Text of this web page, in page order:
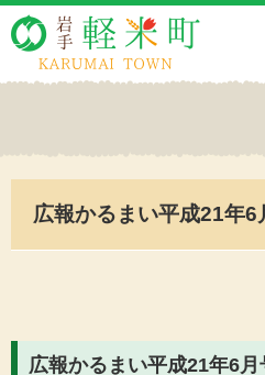
広報かるまい平成21年6
広報かるまい平成21年6月